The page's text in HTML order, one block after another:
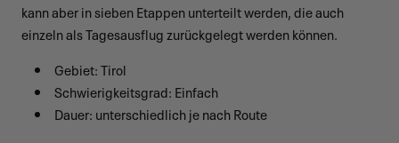
kann aber in sieben Etappen unterteilt werden, die auch
einzeln als Tagesausflug zurückgelegt werden können.
Gebiet: Tirol
Schwierigkeitsgrad: Einfach
Dauer: unterschiedlich je nach Route